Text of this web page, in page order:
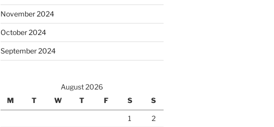
November 2024
October 2024
September 2024
August 2026
M
T W T F S S
1
2